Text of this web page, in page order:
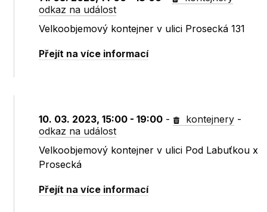
odkaz na událost
Velkoobjemový kontejner v ulici Prosecká 131
Přejít na více informací
10. 03. 2023, 15:00 - 19:00 - kontejnery -
odkaz na událost
Velkoobjemový kontejner v ulici Pod Labuťkou x
Prosecká
Přejít na více informací